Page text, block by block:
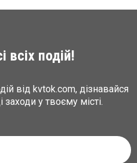
всіх подій!
від kvtok.com, дізнавайся
у твоєму місті.